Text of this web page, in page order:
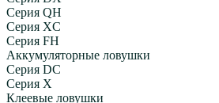
Серия QH
Серия XC
Серия FH
Аккумуляторные ловушки
Серия DC
Серия X
Клеевые ловушки